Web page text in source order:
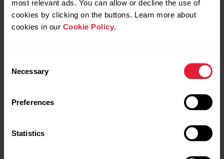
most relevant ads. You can allow or decline the use of
cookies by clicking on the buttons. Learn more about
cookies in our Cookie Policy
Selection
Necessary
Preferences
Statistics